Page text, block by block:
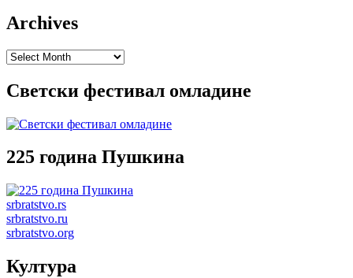
Archives
Archives
Светски фестивал омладине
225 година Пушкина
srbratstvo.rs
srbratstvo.ru
srbratstvo.org
Култура